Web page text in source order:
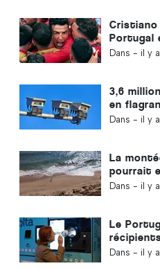
Cristiano
Portugal
Dans - il y
3,6
en
vitesse
Dans - il y
La
pourrait
de 40 %
Dans - il y
Le
unique
Dans - il y